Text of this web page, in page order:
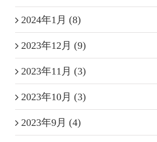
2024年1月 (8)
2023年12月 (9)
2023年11月 (3)
2023年10月 (3)
2023年9月 (4)